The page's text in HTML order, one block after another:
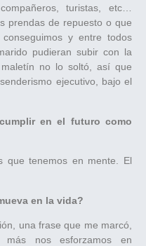
turistas, etc…
prendas de repuesto o que
y entre todos
pudieran subir con la
no lo soltó, así que
ejecutivo, bajo el
en el futuro como
que tenemos en mente. El
en la vida?
una frase que me marcó,
nos esforzamos en